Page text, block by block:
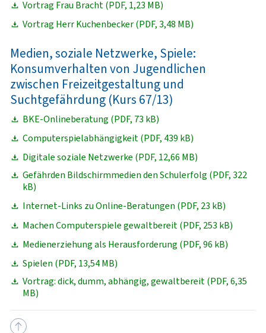
Vortrag Frau Bracht (PDF, 1,23 MB)
Vortrag Herr Kuchenbecker (PDF, 3,48 MB)
Medien, soziale Netzwerke, Spiele:
Konsumverhalten von Jugendlichen
zwischen Freizeitgestaltung und
Suchtgefährdung (Kurs 67/13)
BKE-Onlineberatung (PDF, 73 kB)
Computerspielabhängigkeit (PDF, 439 kB)
Digitale soziale Netzwerke (PDF, 12,66 MB)
Gefährden Bildschirmmedien den Schulerfolg (PDF, 322
kB)
Internet-Links zu Online-Beratungen (PDF, 23 kB)
Machen Computerspiele gewaltbereit (PDF, 253 kB)
Medienerziehung als Herausforderung (PDF, 96 kB)
Spielen (PDF, 13,54 MB)
Vortrag: dick, dumm, abhängig, gewaltbereit (PDF, 6,35
MB)